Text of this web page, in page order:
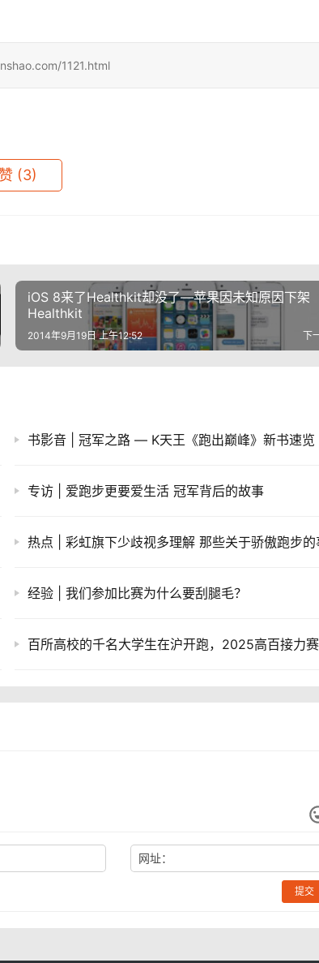
1121.html
(3)
iOS 8来了Healthkit却没了—苹果因未知原因下架
Healthkit
下
2014年9月19日 上午12:52
书影音 | 冠军之路 — K天王《跑出巅峰》新书速览
专访 | 爱跑步更要爱生活 冠军背后的故事
热点 | 彩虹旗下少歧视多理解 那些关于骄傲跑步的
经验 | 我们参加比赛为什么要刮腿毛？
网址：
提交